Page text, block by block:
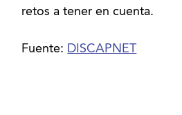
retos a tener en cuenta.
Fuente: DISCAPNET